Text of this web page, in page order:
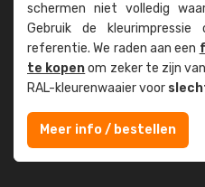
schermen niet volledig
Gebruik de
referentie. We raden aan een
te kopenom zeker te zijn
RAL-kleuren­waaier voor
Meer info / bestellen